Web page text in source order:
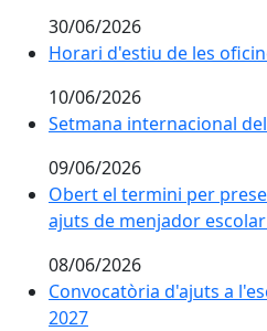
30/06/2026
Horari d'estiu de les
Horari d'estiu de les
10/06/2026
Setmana internacional
Setmana internacional
09/06/2026
Obert el termini per
Obert el termini per
ajuts de menjador
08/06/2026
Convocatòria d'ajuts a
Convocatòria d'ajuts a
2027